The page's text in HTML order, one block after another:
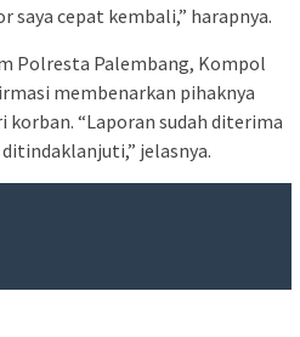
saya cepat kembali,” harapnya.
Polresta Palembang, Kompol
membenarkan pihaknya
korban. “Laporan sudah diterima
jelasnya.